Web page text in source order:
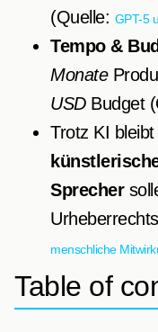
(Quelle: GPT-5
Tempo &
Monate
USDBudget
Trotz KI
Sprecher
menschliche
Table of